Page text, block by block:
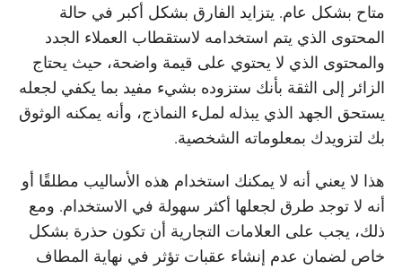
متاح بشكل عام. يتزايد الفارق بشكل أكبر في حالة
المحتوى الذي يتم استخدامه لاستقطاب العملاء الجدد
والمحتوى الذي لا يحتوي على قيمة واضحة، حيث يحتاج
الزائر إلى الثقة بأنك ستزوده بشيء مفيد بما يكفي لجعله
يستحق الجهد الذي يبذله لملء النماذج، وأنه يمكنه الوثوق
بك لتزويدك بمعلوماته الشخصية.
هذا لا يعني أنه لا يمكنك استخدام هذه الأساليب مطلقًا أو
أنه لا توجد طرق لجعلها أكثر سهولة في الاستخدام. ومع
ذلك، يجب على العلامات التجارية أن تكون حذرة بشكل
خاص لضمان عدم إنشاء عقبات تؤثر في نهاية المطاف